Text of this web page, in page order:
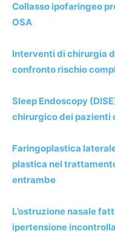
Collasso ipofaringeo
OSA
Interventi di chirurgia
confronto rischio
Sleep Endoscopy
chirurgico dei pazienti
Faringoplastica
plastica nel
entrambe
L’ostruzione nasale
ipertensione